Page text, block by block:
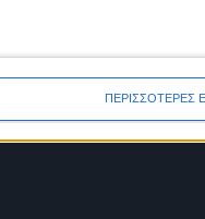
ΠΕΡΙΣΣΟΤΕΡΕΣ
που ποινικοποιούν
απολύσεις